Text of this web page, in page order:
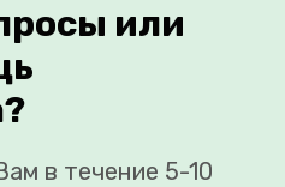
или
в течение 5-10